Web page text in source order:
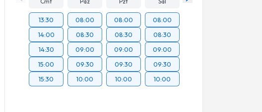
13:30
14:00
14:30
15:00
15:30
08:00
08:30
09:00
09:30
10:00
08:00
08:30
09:00
09:30
10:00
08:00
08:30
09:00
09:30
10:00